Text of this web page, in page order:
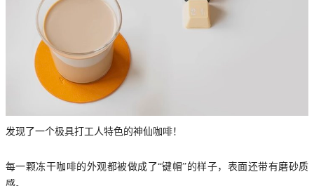
发现了一个极具打工人特色的神仙咖啡！
每一颗冻干咖啡的外观都被做成了“键帽”的样子，表面还带有磨砂质